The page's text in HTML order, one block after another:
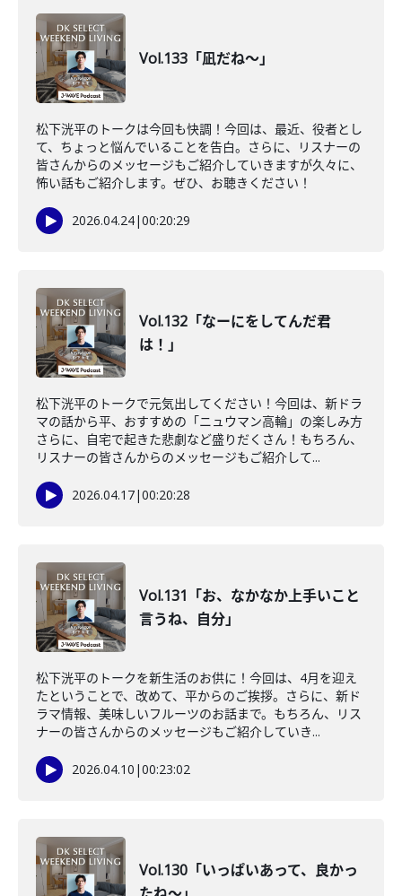
Vol.133「凪だね〜」
松下洸平のトークは今回も快調！今回は、最近、役者とし
て、ちょっと悩んでいることを告白。さらに、リスナーの
皆さんからのメッセージもご紹介していきますが久々に、
怖い話もご紹介します。ぜひ、お聴きください！
2026.04.24|00:20:29
Vol.132「なーにをしてんだ君
は！」
松下洸平のトークで元気出してください！今回は、新ドラ
マの話から平、おすすめの「ニュウマン高輪」の楽しみ方
さらに、自宅で起きた悲劇など盛りだくさん！もちろん、
リスナーの皆さんからのメッセージもご紹介して...
2026.04.17|00:20:28
Vol.131「お、なかなか上手いこと
言うね、自分」
松下洸平のトークを新生活のお供に！今回は、4月を迎え
たということで、改めて、平からのご挨拶。さらに、新ド
ラマ情報、美味しいフルーツのお話まで。もちろん、リス
ナーの皆さんからのメッセージもご紹介していき...
2026.04.10 |00:23:02
Vol.130「いっぱいあって、良かっ